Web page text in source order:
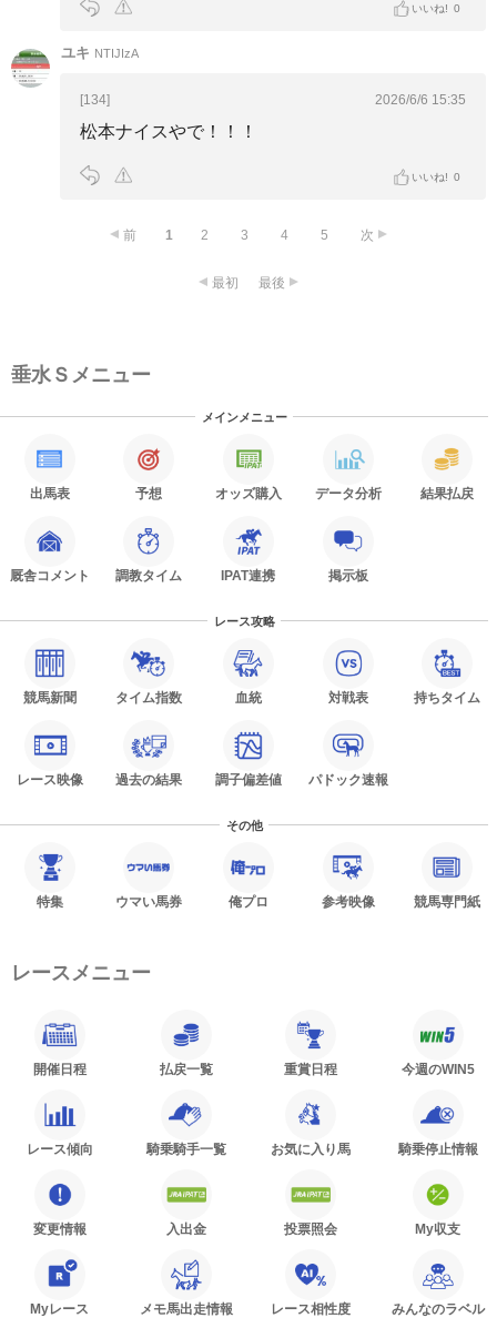
いいね! 0
ユキ NTIJIzA
[134] 2026/6/6 15:35
松本ナイスやで！！！
いいね! 0
前 1 2 3 4 5 次
最初 最後
垂水Ｓメニュー
メインメニュー
出馬表 予想 オッズ購入 データ分析 結果払戻
厩舎コメント 調教タイム IPAT連携 掲示板
レース攻略
競馬新聞 タイム指数 血統 対戦表 持ちタイム
レース映像 過去の結果 調子偏差値 パドック速報
その他
特集 ウマい馬券 俺プロ 参考映像 競馬専門紙
レースメニュー
開催日程 払戻一覧 重賞日程 今週のWIN5
レース傾向 騎乗騎手一覧 お気に入り馬 騎乗停止情報
変更情報 入出金 投票照会 My収支
Myレース メモ馬出走情報 レース相性度 みんなのラベル